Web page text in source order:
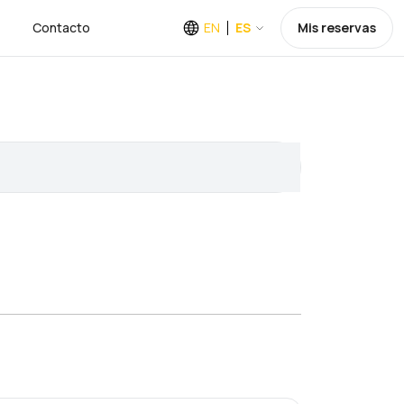
Contacto EN ES Mis reservas